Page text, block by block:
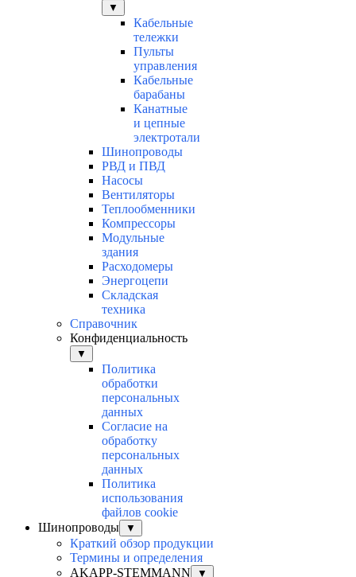
▼
Кабельные
тележки
Пульты
управления
Кабельные
барабаны
Канатные
и цепные
электротали
Шинопроводы
РВД и ПВД
Насосы
Вентиляторы
Теплообменники
Компрессоры
Модульные
здания
Расходомеры
Энергоцепи
Складская
техника
Справочник
Конфиденциальность
▼
Политика
обработки
персональных
данных
Согласие на
обработку
персональных
данных
Политика
использования
файлов cookie
Шинопроводы
▼
Краткий обзор продукции
Термины и определения
AKAPP-STEMMANN
▼